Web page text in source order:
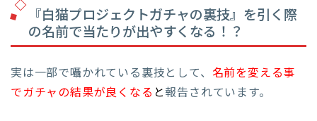
『白猫プロジェクトガチャの裏技』を引く際
の名前で当たりが出やすくなる！？
実は一部で囁かれている裏技として、 名前を変える事
でガチャの結果が良くなる と報告されています。